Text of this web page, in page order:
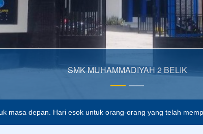
2 BELIK
masa depan. Hari esok untuk orang-orang yang telah